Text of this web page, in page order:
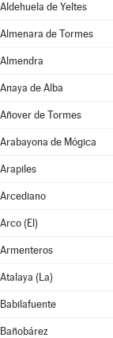
Aldehuela de Yeltes
Almenara de Tormes
Almendra
Anaya de Alba
Añover de Tormes
Arabayona de Mógica
Arapiles
Arcediano
Arco (El)
Armenteros
Atalaya (La)
Babilafuente
Bañobárez